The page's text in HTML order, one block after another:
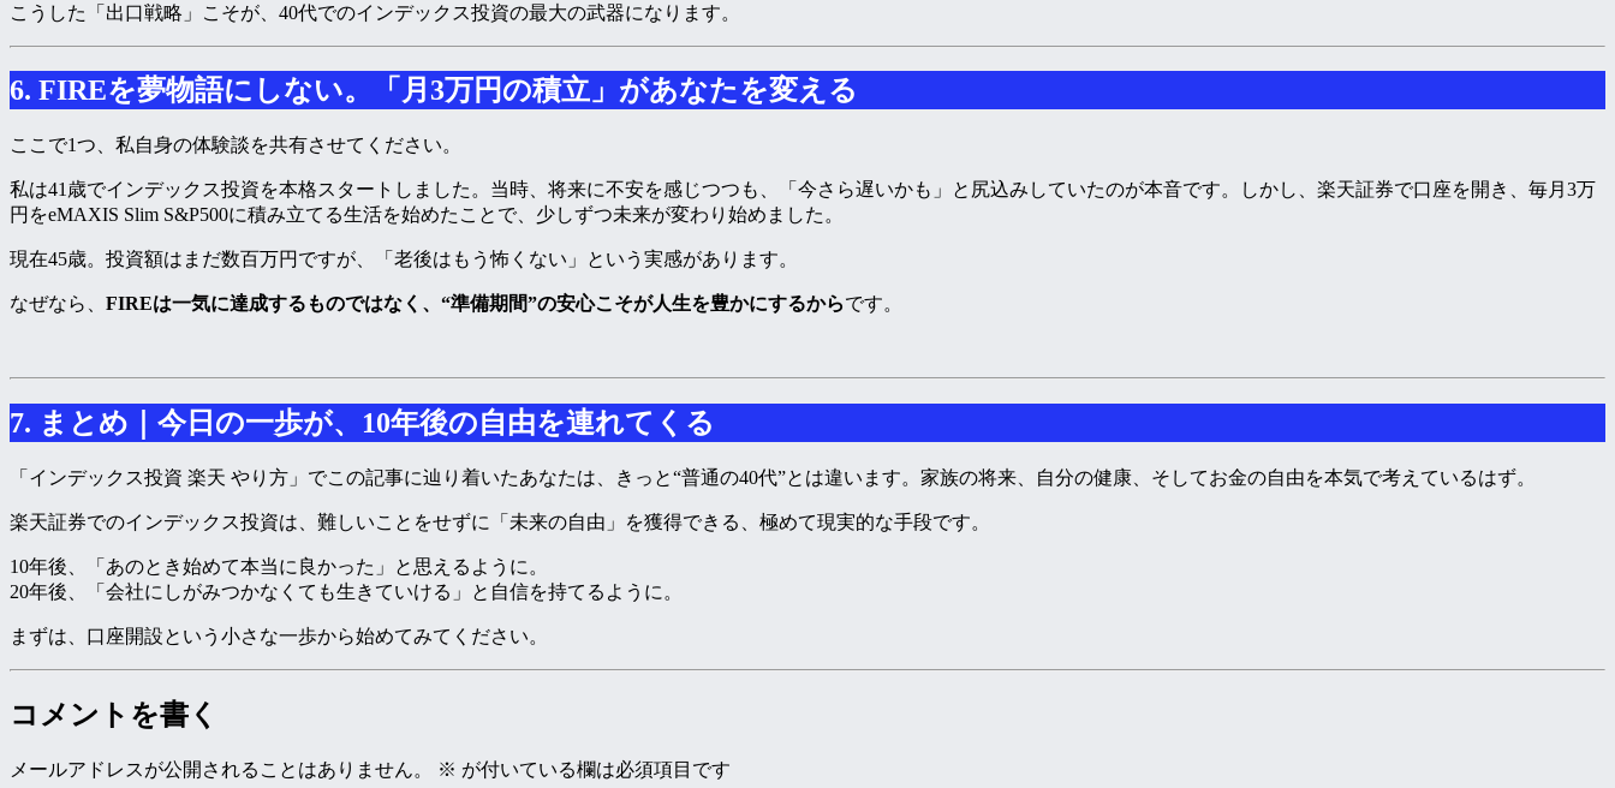
こうした「出口戦略」こそが、40代でのインデックス投資の最大の武器になります。
6. FIREを夢物語にしない。「月3万円の積立」があなたを変える
ここで1つ、私自身の体験談を共有させてください。
私は41歳でインデックス投資を本格スタートしました。当時、将来に不安を感じつつも、「今さら遅いかも」と尻込みしていたのが本音です。しかし、楽天証券で口座を開き、毎月3万
円をeMAXIS Slim S&P500に積み立てる生活を始めたことで、少しずつ未来が変わり始めました。
現在45歳。投資額はまだ数百万円ですが、「老後はもう怖くない」という実感があります。
なぜなら、 FIREは一気に達成するものではなく、“準備期間”の安心こそが人生を豊かにするからです。
7. まとめ｜今日の一歩が、10年後の自由を連れてくる
「インデックス投資 楽天 やり方」でこの記事に辿り着いたあなたは、きっと“普通の40代”とは違います。家族の将来、自分の健康、そしてお金の自由を本気で考えているはず。
楽天証券でのインデックス投資は、難しいことをせずに「未来の自由」を獲得できる、極めて現実的な手段です。
10年後、「あのとき始めて本当に良かった」と思えるように。
20年後、「会社にしがみつかなくても生きていける」と自信を持てるように。
まずは、口座開設という小さな一歩から始めてみてください。
コメントを書く
メールアドレスが公開されることはありません。 ※ が付いている欄は必須項目です